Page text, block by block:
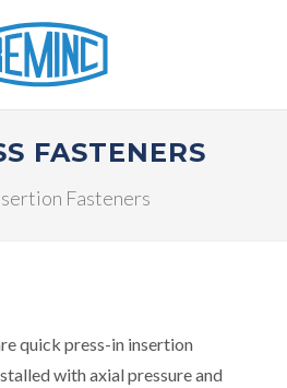
FASTENERS
Fasteners
quick press-in insertion
with axial pressure and